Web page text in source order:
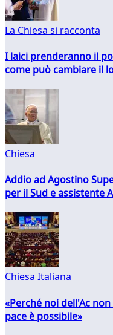
La Chiesa si racconta
I laici prenderanno il
come può cambiare il
Chiesa
Addio ad Agostino
per il Sud e assistente
Chiesa Italiana
«Perché noi dell'Ac
pace è possibile»